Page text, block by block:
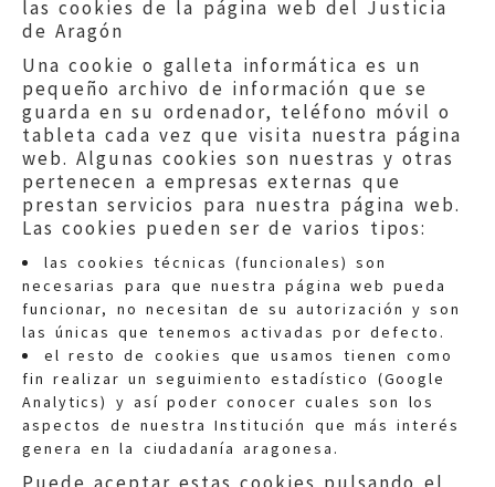
las cookies de la página web del Justicia
de Aragón
Una cookie o galleta informática es un
pequeño archivo de información que se
guarda en su ordenador, teléfono móvil o
tableta cada vez que visita nuestra página
web. Algunas cookies son nuestras y otras
pertenecen a empresas externas que
prestan servicios para nuestra página web.
Las cookies pueden ser de varios tipos:
las cookies técnicas (funcionales) son
necesarias para que nuestra página web pueda
funcionar, no necesitan de su autorización y son
las únicas que tenemos activadas por defecto.
el resto de cookies que usamos tienen como
fin realizar un seguimiento estadístico (Google
Analytics) y así poder conocer cuales son los
aspectos de nuestra Institución que más interés
genera en la ciudadanía aragonesa.
Quejas:quejas@eljusticiadearagon.es
Información general:
informacion@eljusticiadearagon.es
Teléfonos:900 210 210/